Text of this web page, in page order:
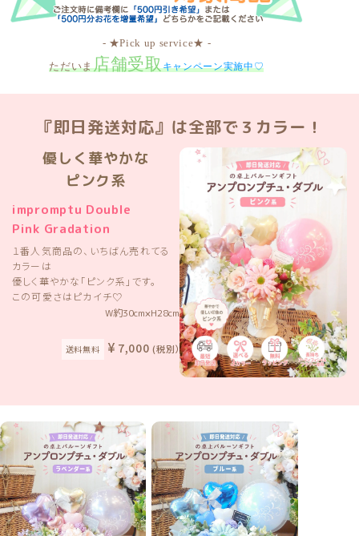
- ★Pick up service★ -
ただいま店舗受取キャンペーン実施中♡
『即日発送対応』は全部で３カラー！
優しく華やかな
ピンク系
impromptu Double
Pink Gradation
１番人気商品の、いちばん売れてる
カラーは
優しく華やかな「ピンク系」です。
この可愛さはピカイチ♡
W約30cm×H28cm
送料無料 7,000 (税別）